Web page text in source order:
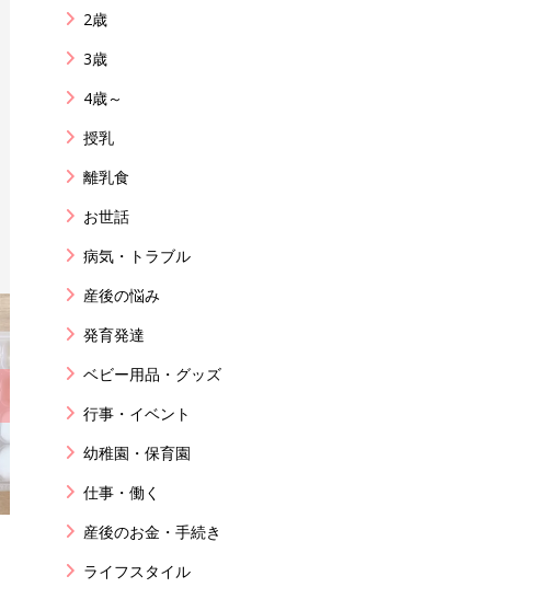
2歳
3歳
4歳～
授乳
離乳食
お世話
病気・トラブル
産後の悩み
発育発達
ベビー用品・グッズ
行事・イベント
幼稚園・保育園
仕事・働く
産後のお金・手続き
ライフスタイル